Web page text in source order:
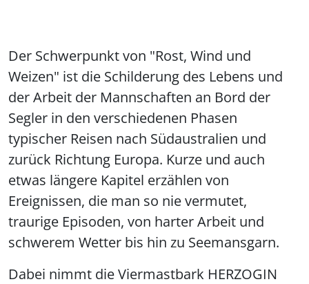
Der Schwerpunkt von "Rost, Wind und
Weizen" ist die Schilderung des Lebens und
der Arbeit der Mannschaften an Bord der
Segler in den verschiedenen Phasen
typischer Reisen nach Südaustralien und
zurück Richtung Europa. Kurze und auch
etwas längere Kapitel erzählen von
Ereignissen, die man so nie vermutet,
traurige Episoden, von harter Arbeit und
schwerem Wetter bis hin zu Seemansgarn.
Dabei nimmt die Viermastbark HERZOGIN